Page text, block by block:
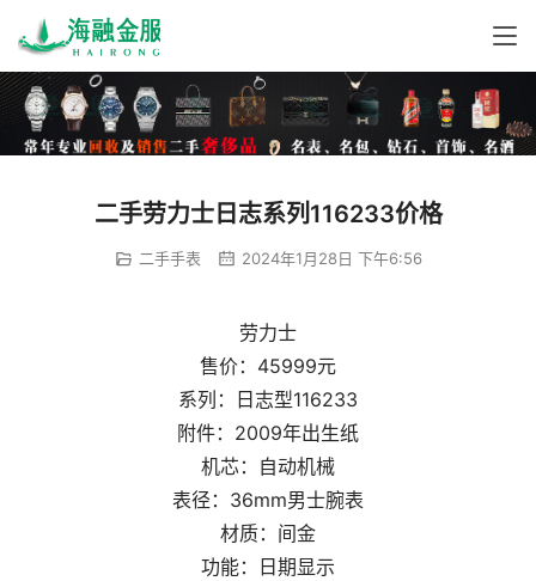
二手劳力士日志系列116233价格
二手手表 2024年1月28日 下午6:56
劳力士
售价：45999元
系列：日志型116233
附件：2009年出生纸
机芯：自动机械
表径：36mm男士腕表
材质：间金
功能：日期显示